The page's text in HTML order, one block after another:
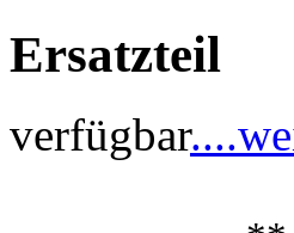
Ersatzteil
verfügbar